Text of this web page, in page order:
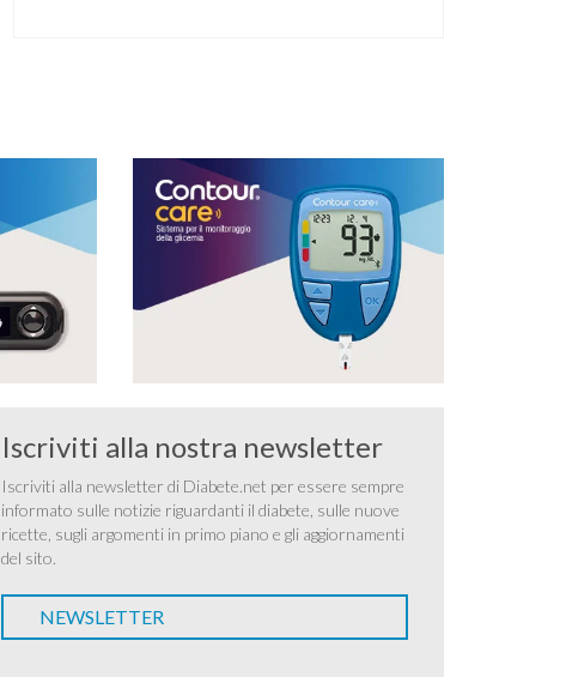
Iscriviti alla nostra newsletter
Iscriviti alla newsletter di Diabete.net per essere sempre
informato sulle notizie riguardanti il diabete, sulle nuove
ricette, sugli argomenti in primo piano e gli aggiornamenti
del sito.
NEWSLETTER